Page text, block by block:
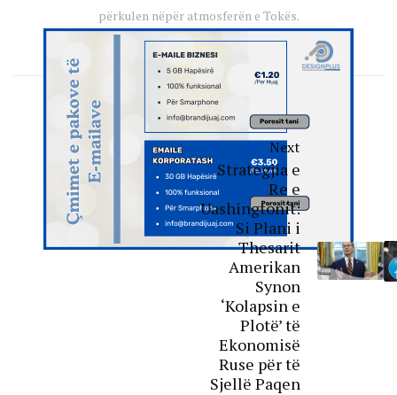
përkulen nëpër atmosferën e Tokës.
Next
Strategjia e
Re e
Uashingtonit:
Si Plani i
Thesarit
Amerikan
Synon
‘Kolapsin e
Plotë’ të
Ekonomisë
Ruse për të
Sjellë Paqen